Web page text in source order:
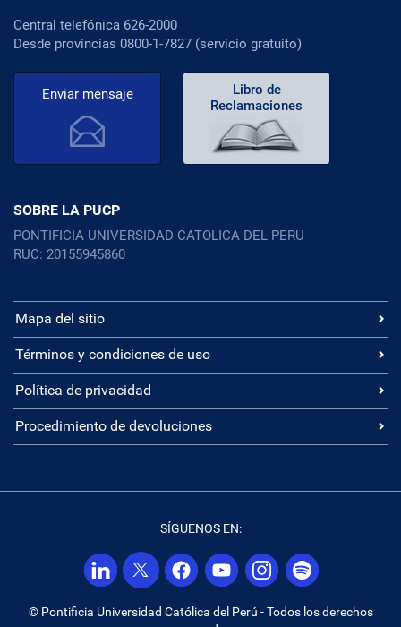
Central telefónica 626-2000
Desde provincias 0800-1-7827 (servicio gratuito)
Enviar mensaje
Libro de
Reclamaciones
SOBRE LA PUCP
PONTIFICIA UNIVERSIDAD CATOLICA DEL PERU
RUC: 20155945860
Mapa del sitio
Términos y condiciones de uso
Política de privacidad
Procedimiento de devoluciones
SÍGUENOS EN:
© Pontificia Universidad Católica del Perú - Todos los derechos